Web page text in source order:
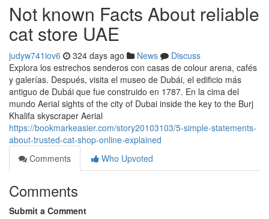
Not known Facts About reliable
cat store UAE
judyw741iov6 324 days ago News
Discuss
Explora los estrechos senderos con casas de colour arena, cafés
y galerías. Después, visita el museo de Dubái, el edificio más
antiguo de Dubái que fue construido en 1787. En la cima del
mundo Aerial sights of the city of Dubai inside the key to the Burj
Khalifa skyscraper Aerial
https://bookmarkeasier.com/story20103103/5-simple-statements-
about-trusted-cat-shop-online-explained
Comments
Who Upvoted
Comments
Submit a Comment